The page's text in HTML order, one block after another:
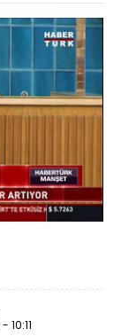
Oynatma
Hızı
10:11